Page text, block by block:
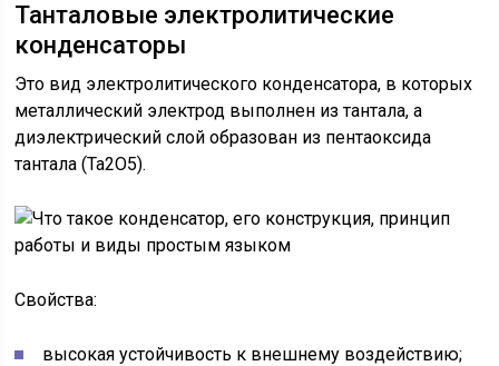
Танталовые электролитические
конденсаторы
Это вид электролитического конденсатора, в которых
металлический электрод выполнен из тантала, а
диэлектрический слой образован из пентаоксида
тантала (Ta2O5).
Свойства:
высокая устойчивость к внешнему воздействию;